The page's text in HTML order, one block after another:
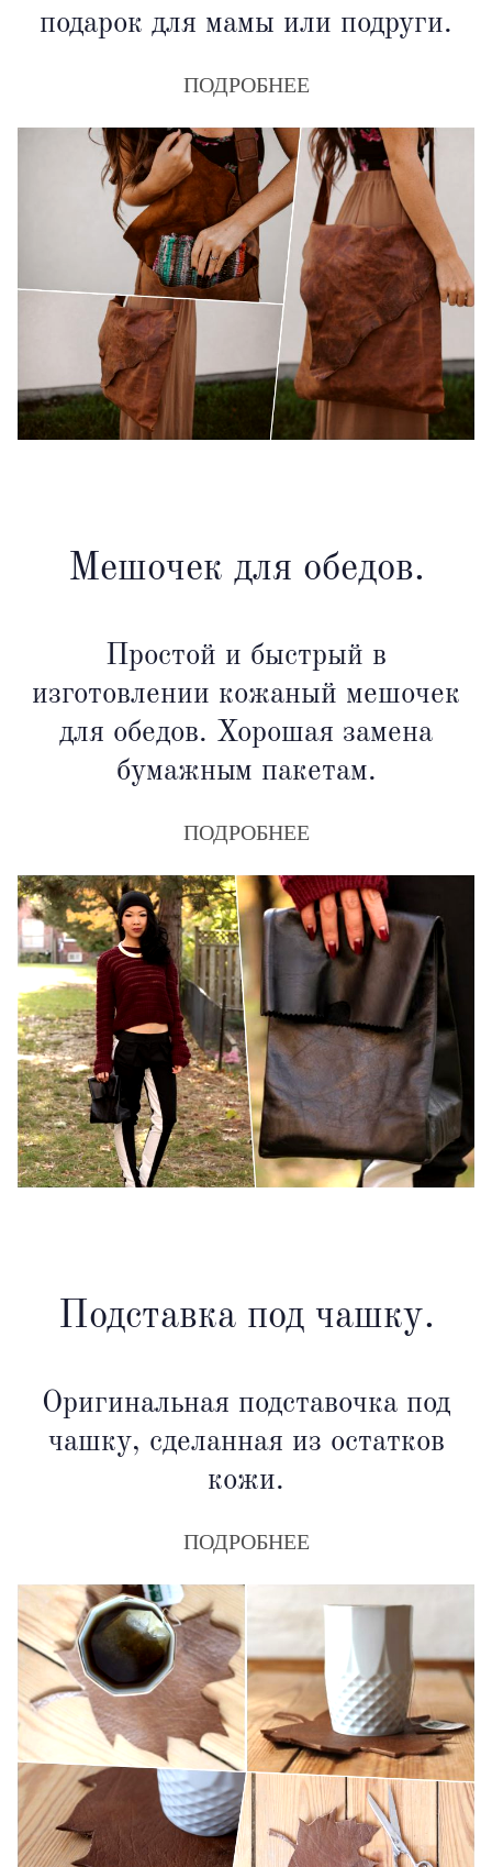
подарок для мамы или подруги.
ПОДРОБНЕЕ
Мешочек для обедов.
Простой и быстрый в
изготовлении кожаный мешочек
для обедов. Хорошая замена
бумажным пакетам.
ПОДРОБНЕЕ
Подставка под чашку.
Оригинальная подставочка под
чашку, сделанная из остатков
кожи.
ПОДРОБНЕЕ